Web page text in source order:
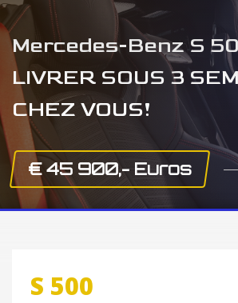
Mercedes-Benz S
LIVRER SOUS 3
CHEZ VOUS!
€ 45 900,- Euros
S 500